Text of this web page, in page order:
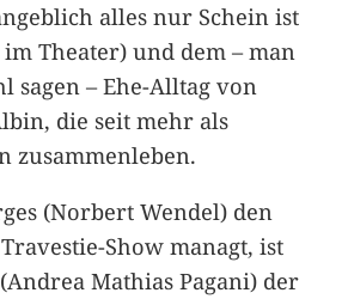
alles nur Schein ist
Theater) und dem – man
sagen – Ehe-Alltag von
die seit mehr als
zusammenleben.
(Norbert Wendel) den
Show managt, ist
Mathias Pagani) der